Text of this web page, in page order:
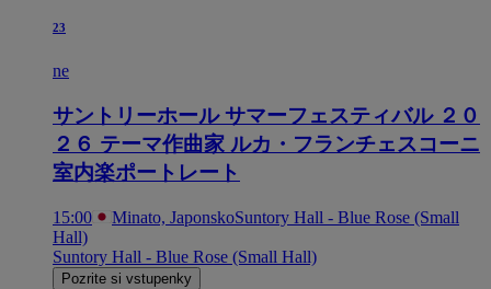
23
ne
サントリーホール サマーフェスティバル ２０
２６ テーマ作曲家 ルカ・フランチェスコーニ
室内楽ポートレート
15:00 Minato, JaponskoSuntory Hall - Blue Rose (Small
Hall)
Suntory Hall - Blue Rose (Small Hall)
Pozrite si vstupenky